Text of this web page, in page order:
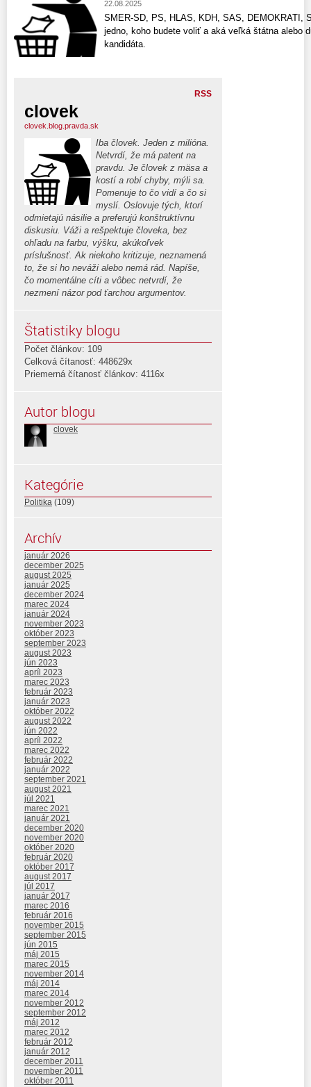
22.08.2025
SMER-SD, PS, HLAS, KDH, SAS,
jedno, koho budete voliť a aká veľká štátna alebo
kandidáta.
RSS
clovek
clovek.blog.pravda.sk
Iba človek. Jeden z milióna.
Netvrdí, že má patent na
pravdu. Je človek z mäsa a
kostí a robí chyby, mýli sa.
Pomenuje to čo vidí a čo si
myslí. Oslovuje tých, ktorí
odmietajú násilie a preferujú konštruktívnu
diskusiu. Váži a rešpektuje človeka, bez
ohľadu na farbu, výšku, akúkoľvek
príslušnosť. Ak niekoho kritizuje, neznamená
to, že si ho neváži alebo nemá rád. Napíše,
čo momentálne cíti a vôbec netvrdí, že
nezmení názor pod ťarchou argumentov.
Štatistiky blogu
Počet článkov: 109
Celková čítanosť: 448629x
Priemerná čítanosť článkov: 4116x
Autor blogu
clovek
Kategórie
Politika (109)
Archív
január 2026
december 2025
august 2025
január 2025
december 2024
marec 2024
január 2024
november 2023
október 2023
september 2023
august 2023
jún 2023
apríl 2023
marec 2023
február 2023
január 2023
október 2022
august 2022
jún 2022
apríl 2022
marec 2022
február 2022
január 2022
september 2021
august 2021
júl 2021
marec 2021
január 2021
december 2020
november 2020
október 2020
február 2020
október 2017
august 2017
júl 2017
január 2017
marec 2016
február 2016
november 2015
september 2015
jún 2015
máj 2015
marec 2015
november 2014
máj 2014
marec 2014
november 2012
september 2012
máj 2012
marec 2012
február 2012
január 2012
december 2011
november 2011
október 2011